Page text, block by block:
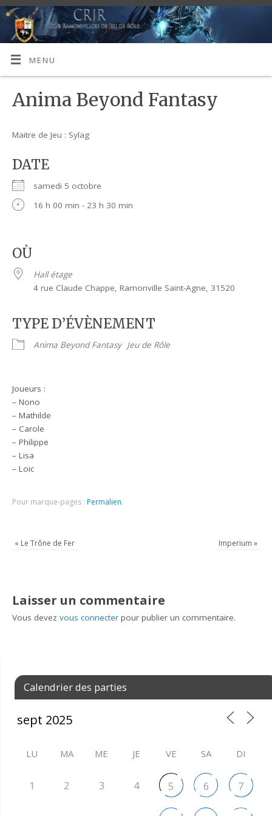
MENU
Anima Beyond Fantasy
Maitre de Jeu : Sylag
DATE
samedi 5 octobre
16 h 00 min - 23 h 30 min
OÙ
Hall étage
4 rue Claude Chappe, Ramonville Saint-Agne, 31520
TYPE D’ÉVÈNEMENT
Anima Beyond Fantasy Jeu de Rôle
Joueurs :
– Nono
– Mathilde
– Carole
– Philippe
– Lisa
– Loic
Pour marque-pages : Permalien.
« Le Trône de Fer Imperium »
Laisser un commentaire
Vous devezvous connecter pour publier un commentaire.
Calendrier des parties
LU MA ME JE VE SA DI
1 2 3 4 5 6 7